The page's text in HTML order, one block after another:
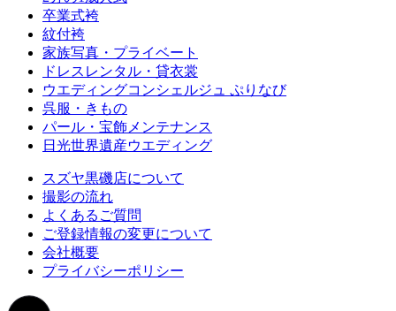
卒業式袴
紋付袴
家族写真・プライベート
ドレスレンタル・貸衣裳
ウエディングコンシェルジュ ぷりなび
呉服・きもの
パール・宝飾メンテナンス
日光世界遺産ウエディング
スズヤ黒磯店について
撮影の流れ
よくあるご質問
ご登録情報の変更について
会社概要
プライバシーポリシー